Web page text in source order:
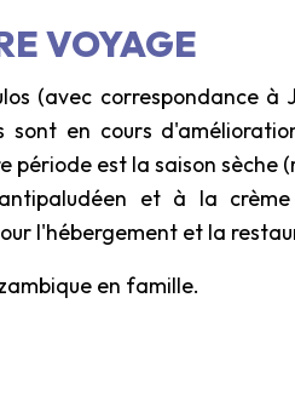
VOYAGE
(avec correspondance à
en cours
période est la saison sèche
et à la
l'hébergement et la
en famille.